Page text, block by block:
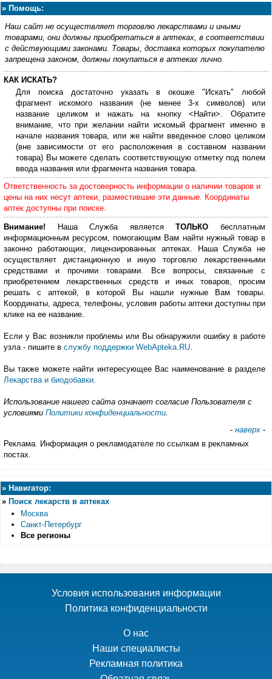
» Помощь:
Наш сайт не осуществляет торговлю лекарствами и иными
товарами, они должны приобретаться в аптеках, в соответствии
с действующими законами. Товары, доставка которых покупателю
запрещена законом, должны покупаться в аптеках лично.
КАК ИСКАТЬ?
Для поиска достаточно указать в окошке "Искать" любой
фрагмент искомого названия (не менее 3-х символов) или
название целиком и нажать на кнопку <Найти>. Обратите
внимание, что при желании найти искомый фрагмент именно в
начале названия товара, или же найти введенное слово целиком
(вне зависимости от его расположения в составном названии
товара) Вы можете сделать соответствующую отметку под полем
ввода названия или фрагмента названия товара.
Ответственность за достоверность информации о наличии товаров и
цены на них несут аптеки, разместившие эти данные. Координаты
аптек доступны при поиске.
Внимание! Наша Служба являетсяТОЛЬКО бесплатным
информационным ресурсом, помогающим Вам найти нужный товар в
законно работающих, лицензированных аптеках. Наша Служба не
осуществляет дистанционную и иную торговлю лекарственными
средствами и прочими товарами. Все вопросы, связанные с
приобретением лекарственных средств и иных товаров, просим
решать с аптекой, в которой Вы нашли нужные Вам товары.
Координаты, адреса, телефоны, условия работы аптеки доступны при
клике на ее название.
Если у Вас возникли проблемы или Вы обнаружили ошибку в работе
узла - пишите в службу поддержки WebApteka.RU
Вы также можете найти интересующее Вас наименование в разделе
Лекарства и биодобавки
Использование нашего сайта означает согласие Пользователя с
условиями Политики конфиденциальности
- наверх -
Реклама. Информация о рекламодателе по ссылкам в рекламных
постах.
» Навигатор:
» Поиск лекарств в аптеках
Москва
Санкт-Петербург
Все регионы
Условия использования информации
Политика конфиденциальности
О нас
Наши специалисты
Рекламная политика